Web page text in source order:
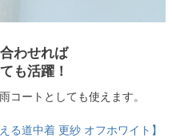
わせれば
も活躍！
コートとしても使えます。
る道中着 更紗 オフホワイト】